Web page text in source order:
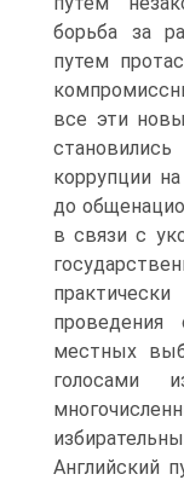
борьба за
путем
все эти
коррупции
до
в связи с
проведения
местных
голосами
Английский